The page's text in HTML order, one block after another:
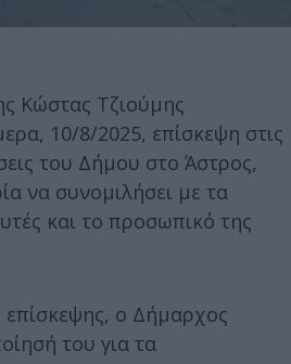
Κώστας Τζιούμης
10/8/2025, επίσκεψη στις
του Δήμου στο Άστρος,
να συνομιλήσει με τα
και το προσωπικό της
επίσκεψης, ο Δήμαρχος
του για τα